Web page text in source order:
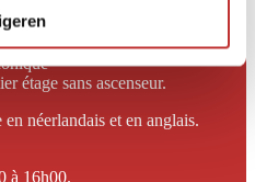
étage sans ascenseur.
néerlandais et en anglais.
à 16h00.